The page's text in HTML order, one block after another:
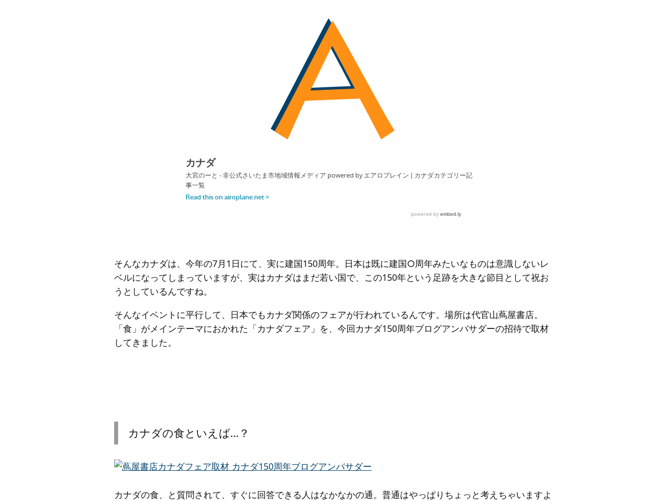
そんなカナダは、今年の7月1日にて、実に建国150周年。日本は既に建国○周年みたいなものは意識しないレ
ベルになってしまっていますが、実はカナダはまだ若い国で、この150年という足跡を大きな節目として祝お
うとしているんですね。
そんなイベントに平行して、日本でもカナダ関係のフェアが行われているんです。場所は代官山蔦屋書店。
「食」がメインテーマにおかれた「カナダフェア」を、今回カナダ150周年ブログアンバサダーの招待で取材
してきました。
カナダの食といえば…？
カナダの食、と質問されて、すぐに回答できる人はなかなかの通。普通はやっぱりちょっと考えちゃいますよ